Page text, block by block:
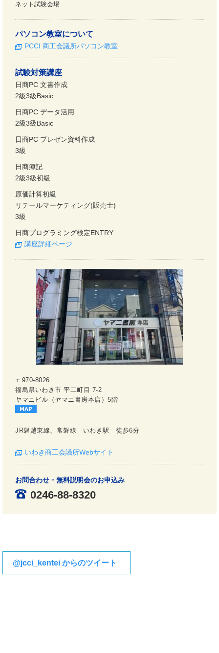
ネット試験会場
パソコン教室について
PCCI 商工会議所パソコン教室
試験対策講座
日商PC 文書作成
2級3級Basic
日商PC データ活用
2級3級Basic
日商PC プレゼン資料作成
3級
日商簿記
2級3級初級
原価計算初級
リテールマーケティング(販売士)
3級
日商プログラミング検定ENTRY
講座詳細ページ
〒970-8026
福島県いわき市 平二町目 7-2
ヤマニビル（ヤマニ書房本店）5階
JR磐越東線、常磐線 いわき駅 徒歩6分
いわき商工会議所Webサイト
お問合わせ・無料説明会のお申込み
0246-88-8320
@jcci_kentei からのツイート